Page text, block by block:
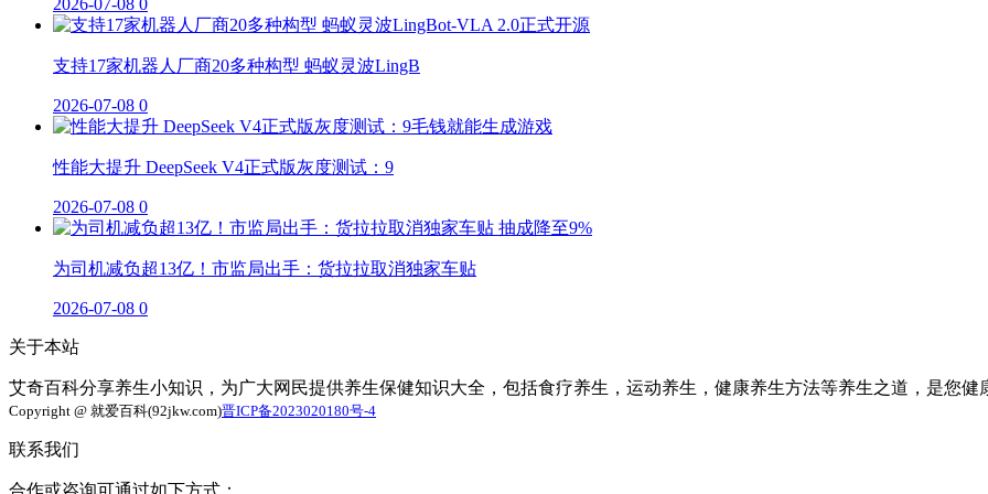
支持17家机器人厂商20多种构型 蚂蚁灵波LingB
2026-07-08 0
性能大提升 DeepSeek V4正式版灰度测试：9
2026-07-08 0
为司机减负超13亿！市监局出手：货拉拉取消独家车贴
2026-07-08 0
关于本站
艾奇百科分享养生小知识，为广大网民提供养生保健知识大全，包括食疗养生，运动养生，健康养生方法等养生之道，是您健
Copyright @ 就爱百科(92jkw.com)晋ICP备2023020180号-4
联系我们
合作或咨询可通过如下方式：